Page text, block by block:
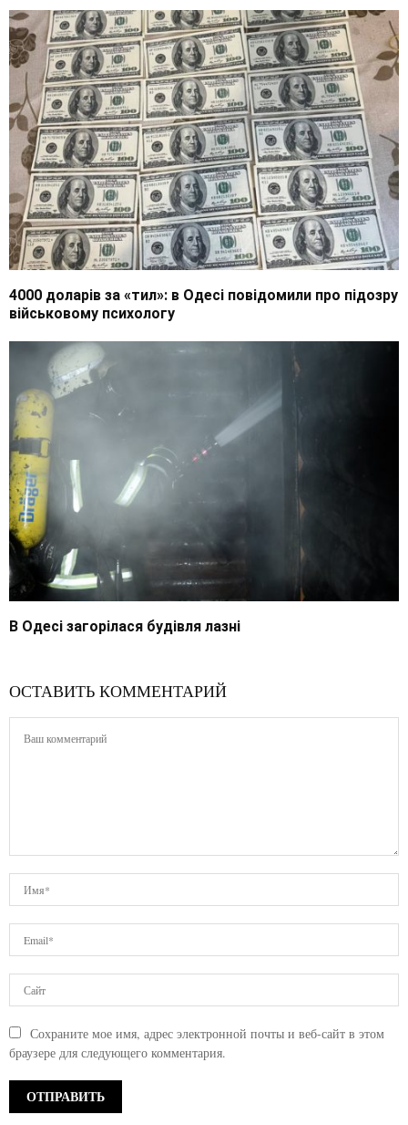
4000 доларів за «тил»: в Одесі повідомили про підозру
військовому психологу
В Одесі загорілася будівля лазні
ОСТАВИТЬ КОММЕНТАРИЙ
Сохраните мое имя, адрес электронной почты и веб-сайт в этом
браузере для следующего комментария.